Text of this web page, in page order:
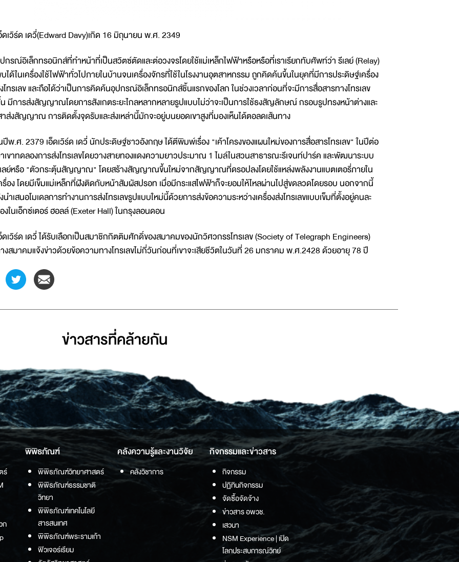
ดเวิร์ด เดวี่(Edward Davy)เกิด 16 มิถุนายน พ.ศ. 2349
กรณ์อิเล็กทรอนิกส์ที่ทำหน้าที่เป็นสวิตซ์ตัดและต่อวงจรโดยใช้แม่เหล็กไฟฟ้าหรือหรือที่เราเรียกทับศัพท์ว่า รีเลย์ (Relay)
ได้ในเครื่องใช้ไฟฟ้าทั่วไปภายในบ้านจนเครื่องจักรที่ใช้ในโรงงานอุตสาหกรรม ถูกคิดค้นขึ้นในยุคที่มีการประดิษฐ์เครื่อง
โทรเลข และถือได้ว่าเป็นการคิดค้นอุปกรณ์อิเล็กทรอนิกส์ชิ้นแรกของโลก ในช่วงเวลาก่อนที่จะมีการสื่อสารทางโทรเลข
มีการส่งสัญญาณโดยการสังเกตระยะไกลหลากหลายรูปแบบไม่ว่าจะเป็นการใช้ธงสัญลักษณ์ กรอบรูปทรงหน้าต่างและ
าส่งสัญญาณ การติดตั้งจุดรับและส่งเหล่านี้มักจะอยู่บนยอดเขาสูงที่มองเห็นได้ตอลดเส้นทาง
ปีพ.ศ. 2379 เอ็ดเวิร์ด เดวี่ นักประดิษฐ์ชาวอังกฤษ ได้ตีพิมพ์เรื่อง "เค้าโครงของแผนใหม่ของการสื่อสารโทรเลข" ในปีต่อ
เขาทดลองการส่งโทรเลขโดยวางสายทองแดงความยาวประมาณ 1 ไมล์ในสวนสาธารณะรีเจนท์ปาร์ค และพัฒนาระบบ
ลย์หรือ "ตัวกระตุ้นสัญญาณ" โดยสร้างสัญญาณขึ้นใหม่จากสัญญาณที่ดรอปลงโดยใช้แหล่งพลังงานแบตเตอรี่ภายใน
รื่อง โดยมีเข็มแม่เหล็กที่ฝังติดกับหน้าสัมผัสปรอท เมื่อมีกระแสไฟฟ้าก็จะยอมให้ไหลผ่านไปสู่ขดลวดโดยรอบ นอกจากนี้
นำเสนอโมเดลการทำงานการส่งโทรเลขรูปแบบใหม่นี้ด้วยการส่งข้อความระหว่างเครื่องส่งโทรเลขแบบเข็มที่ตั้งอยู่คนละ
งในเอ็กซ์เตอร์ ฮอลล์ (Exeter Hall) ในกรุงลอนดอน
ดเวิร์ด เดวี่ ได้รับเลือกเป็นสมาชิกกิตติมศักดิ์ของสมาคมของนักวิศวกรรโทรเลข (Society of Telegraph Engineers)
งสมาคมแจ้งข่าวด้วยข้อความทางโทรเลขไม่กี่วันก่อนที่เขาจะเสียชีวิตในวันที่ 26 มกราคม พ.ศ.2428 ด้วยอายุ 78 ปี
ข่าวสารที่่คล้ายกัน
ร์
ก
พิพิธภัณฑ์
พิพิธภัณฑ์วิทยาศาสตร์
พิพิธภัณฑ์ธรรมชาติ
วิทยา
พิพิธภัณฑ์เทคโนโลยี
สารสนเทศ
พิพิธภัณฑ์พระรามเก้า
ฟิวเจอร์เรียม
คลังความรู้และงานวิจัย
คลังวิชาการ
กิจกรรมและข่าวสาร
กิจกรรม
ปฏิทินกิจกรรม
จัดซื้อจัดจ้าง
ข่าวสาร อพวช.
เสวนา
NSM Experience | เปิด
โลกประสบการณ์วิทย์